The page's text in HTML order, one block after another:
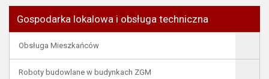
Gospodarka lokalowa i obsługa techniczna
Obsługa Mieszkańców
Roboty budowlane w budynkach ZGM